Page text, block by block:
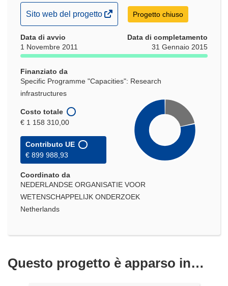
(si
apre
in
una
finestra)
Sito web del progetto Progetto chiuso
Data di avvio
1 Novembre 2011
Data di completamento
31 Gennaio 2015
Finanziato da
Specific Programme "Capacities": Research
infrastructures
Costo totale
€ 1 158 310,00
Contributo UE
€ 899 988,93
Coordinato da
NEDERLANDSE ORGANISATIE VOOR
WETENSCHAPPELIJK ONDERZOEK
Netherlands
Questo progetto è apparso in…